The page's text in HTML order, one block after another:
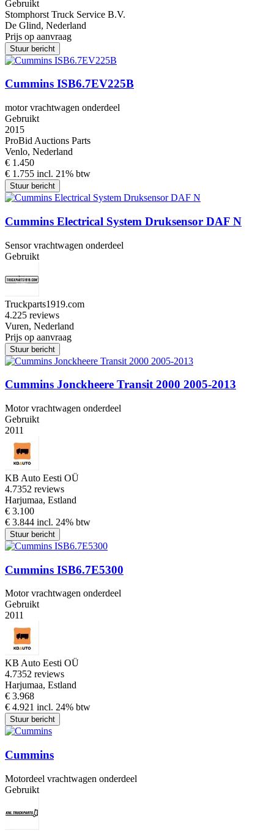
Gebruikt
Stomphorst Truck Service B.V.
De Glind, Nederland
Prijs op aanvraag
Stuur bericht
Cummins ISB6.7EV225B
motor vrachtwagen onderdeel
Gebruikt
2015
ProBid Auctions Parts
Venlo, Nederland
€ 1.450
€ 1.755 incl. 21% btw
Stuur bericht
Cummins Electrical System Druksensor DAF N
Sensor vrachtwagen onderdeel
Gebruikt
Truckparts1919.com
4.225 reviews
Vuren, Nederland
Prijs op aanvraag
Stuur bericht
Cummins Jonckheere Transit 2000 2005-2013
Motor vrachtwagen onderdeel
Gebruikt
2011
KB Auto Eesti OÜ
4.7352 reviews
Harjumaa, Estland
€ 3.100
€ 3.844 incl. 24% btw
Stuur bericht
Cummins ISB6.7E5300
Motor vrachtwagen onderdeel
Gebruikt
2011
KB Auto Eesti OÜ
4.7352 reviews
Harjumaa, Estland
€ 3.968
€ 4.921 incl. 24% btw
Stuur bericht
Cummins
Motordeel vrachtwagen onderdeel
Gebruikt